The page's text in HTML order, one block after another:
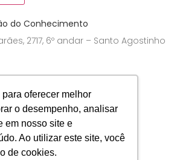
oferecer melhor
o desempenho, analisar
em nosso site e
Ao utilizar este site, você
de cookies.
do Conhecimento
2717, 6º andar – Santo Agostinho